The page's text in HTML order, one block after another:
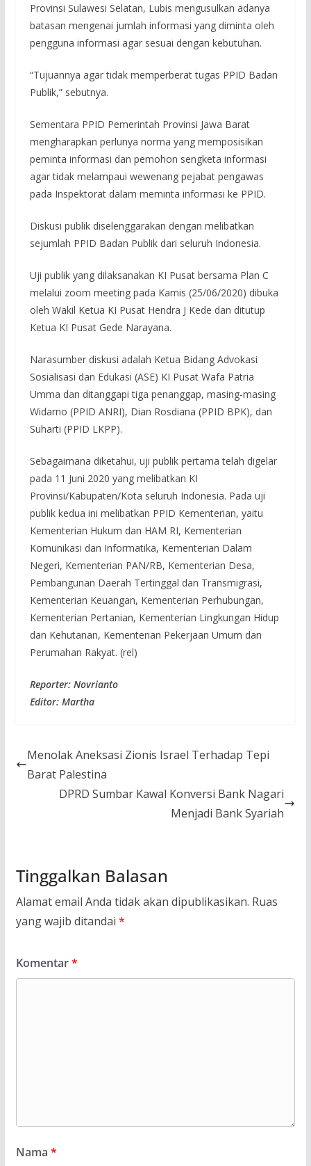
Provinsi Sulawesi Selatan, Lubis mengusulkan adanya
batasan mengenai jumlah informasi yang diminta oleh
pengguna informasi agar sesuai dengan kebutuhan.
“Tujuannya agar tidak memperberat tugas PPID Badan
Publik,” sebutnya.
Sementara PPID Pemerintah Provinsi Jawa Barat
mengharapkan perlunya norma yang memposisikan
peminta informasi dan pemohon sengketa informasi
agar tidak melampaui wewenang pejabat pengawas
pada Inspektorat dalam meminta informasi ke PPID.
Diskusi publik diselenggarakan dengan melibatkan
sejumlah PPID Badan Publik dari seluruh Indonesia.
Uji publik yang dilaksanakan KI Pusat bersama Plan C
melalui zoom meeting pada Kamis (25/06/2020) dibuka
oleh Wakil Ketua KI Pusat Hendra J Kede dan ditutup
Ketua KI Pusat Gede Narayana.
Narasumber diskusi adalah Ketua Bidang Advokasi
Sosialisasi dan Edukasi (ASE) KI Pusat Wafa Patria
Umma dan ditanggapi tiga penanggap, masing-masing
Widarno (PPID ANRI), Dian Rosdiana (PPID BPK), dan
Suharti (PPID LKPP).
Sebagaimana diketahui, uji publik pertama telah digelar
pada 11 Juni 2020 yang melibatkan KI
Provinsi/Kabupaten/Kota seluruh Indonesia. Pada uji
publik kedua ini melibatkan PPID Kementerian, yaitu
Kementerian Hukum dan HAM RI, Kementerian
Komunikasi dan Informatika, Kementerian Dalam
Negeri, Kementerian PAN/RB, Kementerian Desa,
Pembangunan Daerah Tertinggal dan Transmigrasi,
Kementerian Keuangan, Kementerian Perhubungan,
Kementerian Pertanian, Kementerian Lingkungan Hidup
dan Kehutanan, Kementerian Pekerjaan Umum dan
Perumahan Rakyat. (rel)
Reporter: Novrianto
Editor: Martha
Menolak Aneksasi Zionis Israel Terhadap Tepi
Barat Palestina
DPRD Sumbar Kawal Konversi Bank Nagari
Menjadi Bank Syariah
Tinggalkan Balasan
Alamat email Anda tidak akan dipublikasikan. Ruas
yang wajib ditandai *
Komentar*
Nama *